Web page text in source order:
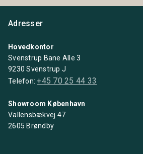
Adresser
Hovedkontor
Svenstrup Bane Alle 3
9230 Svenstrup J
Telefon:+45 70 25 44 33
Showroom København
Vallensbækvej 47
2605 Brøndby